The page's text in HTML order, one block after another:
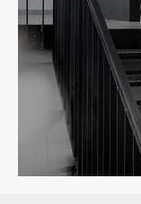
2026-08-02 17:58:44
工厂短视频拍摄